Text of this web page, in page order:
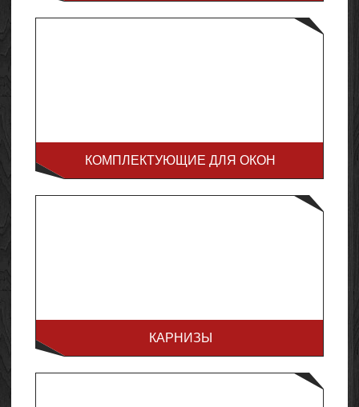
КОМПЛЕКТУЮЩИЕ ДЛЯ ОКОН
КАРНИЗЫ